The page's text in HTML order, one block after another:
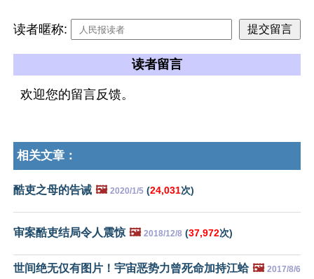
读者暱称:
读者留言
欢迎您的留言反馈。
相关文章：
酷吏之母的告诫 🖼️ 2020/1/5 (24,031次)
审案酷吏结局令人震惊 🖼️ 2018/12/8 (37,972次)
世间绝无仅有图片！宇宙恶势力曾死命加持江蛤 🖼️ 2017/8/6